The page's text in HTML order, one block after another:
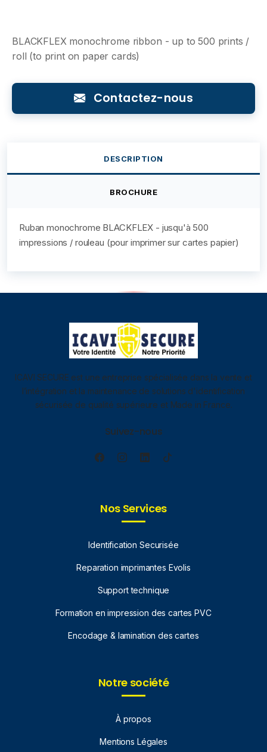
BLACKFLEX monochrome ribbon - up to 500 prints /
roll (to print on paper cards)
Contactez-nous
DESCRIPTION
BROCHURE
Ruban monochrome BLACKFLEX - jusqu'à 500
impressions / rouleau (pour imprimer sur cartes papier)
ICAVI SECURE est une entreprise spécialisée dans la vente et
l’intégration et la maintenance de solutions d'identification
sécurisée de qualité supérieure et Made in France.
Suivez-nous
Nos Services
Identification Securisée
Reparation imprimantes Evolis
Support technique
Formation en impression des cartes PVC
Encodage & lamination des cartes
Notre société
À propos
Mentions Légales